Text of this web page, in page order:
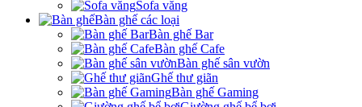
Sofa văng
Bàn ghế các loại
Bàn ghế Bar
Bàn ghế Cafe
Bàn ghế sân vườn
Ghế thư giãn
Bàn ghế Gaming